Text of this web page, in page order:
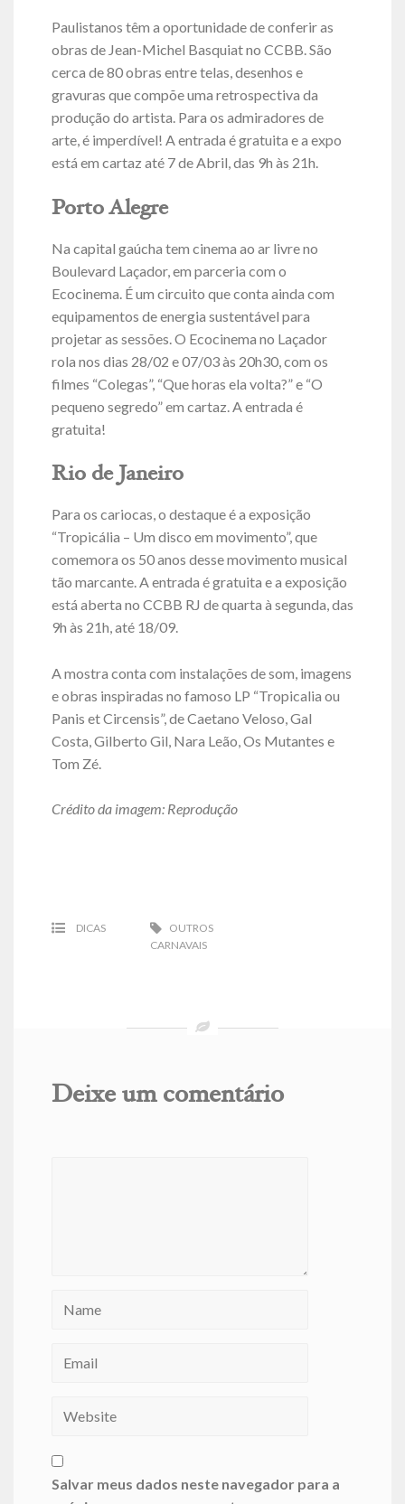
Paulistanos têm a oportunidade de conferir as
obras de Jean-Michel Basquiat no CCBB. São
cerca de 80 obras entre telas, desenhos e
gravuras que compõe uma retrospectiva da
produção do artista. Para os admiradores de
arte, é imperdível! A entrada é gratuita e a expo
está em cartaz até 7 de Abril, das 9h às 21h.
Porto Alegre
Na capital gaúcha tem cinema ao ar livre no
Boulevard Laçador, em parceria com o
Ecocinema. É um circuito que conta ainda com
equipamentos de energia sustentável para
projetar as sessões. O Ecocinema no Laçador
rola nos dias 28/02 e 07/03 às 20h30, com os
filmes “Colegas”, “Que horas ela volta?” e “O
pequeno segredo” em cartaz. A entrada é
gratuita!
Rio de Janeiro
Para os cariocas, o destaque é a exposição
“Tropicália – Um disco em movimento”, que
comemora os 50 anos desse movimento musical
tão marcante. A entrada é gratuita e a exposição
está aberta no CCBB RJ de quarta à segunda, das
9h às 21h, até 18/09.
A mostra conta com instalações de som, imagens
e obras inspiradas no famoso LP “Tropicalia ou
Panis et Circensis”, de Caetano Veloso, Gal
Costa, Gilberto Gil, Nara Leão, Os Mutantes e
Tom Zé.
Crédito da imagem: Reprodução
DICAS
OUTROS
CARNAVAIS
Deixe um comentário
Salvar meus dados neste navegador para a